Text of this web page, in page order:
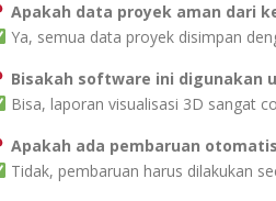
Apakah data proyek aman dari
Ya, semua data proyek disimpan
Bisakah software ini digunakan
Bisa, laporan visualisasi 3D sangat
Apakah ada pembaruan
Tidak, pembaruan harus dilakukan